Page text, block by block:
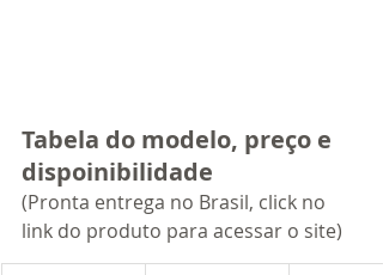
Tabela do modelo, preço e
dispoinibilidade
(Pronta entrega no Brasil, click no
link do produto para acessar o site)